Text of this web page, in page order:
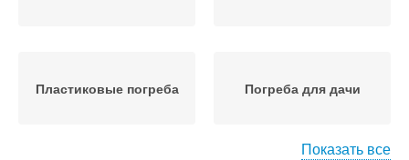
Пластиковые погреба Погреба для дачи
Показать все